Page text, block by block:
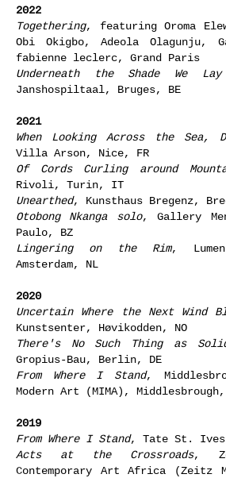
2022
Togethering, featuring Oroma
Obi Okigbo, Adeola
fabienne leclerc, Grand Paris
Underneath the Shade We Lay
Janshospiltaal, Bruges, BE
2021
When Looking Across the Sea,
Villa Arson, Nice, FR
Of Cords Curling around
Rivoli, Turin, IT
Unearthed, Kunsthaus Bregenz,
Otobong Nkanga solo, Gallery
Paulo, BZ
Lingering on the Rim,
Amsterdam, NL
2020
Uncertain Where the Next Wind
Kunstsenter, Høvikodden, NO
There's No Such Thing as
Gropius-Bau, Berlin, DE
From Where I Stand,
Modern Art (MIMA), Middlesbrough,
2019
From Where I Stand, Tate St.
Acts at the Crossroads,
Contemporary Art Africa (Zeitz